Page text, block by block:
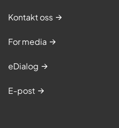
Kontakt oss
For media
eDialog
E-post